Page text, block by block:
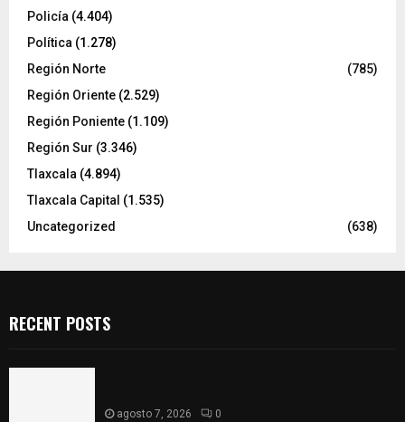
Policía (4.404)
Política (1.278)
Región Norte
(785)
Región Oriente (2.529)
Región Poniente (1.109)
Región Sur (3.346)
Tlaxcala (4.894)
Tlaxcala Capital (1.535)
Uncategorized
(638)
RECENT POSTS
agosto 7, 2026 0